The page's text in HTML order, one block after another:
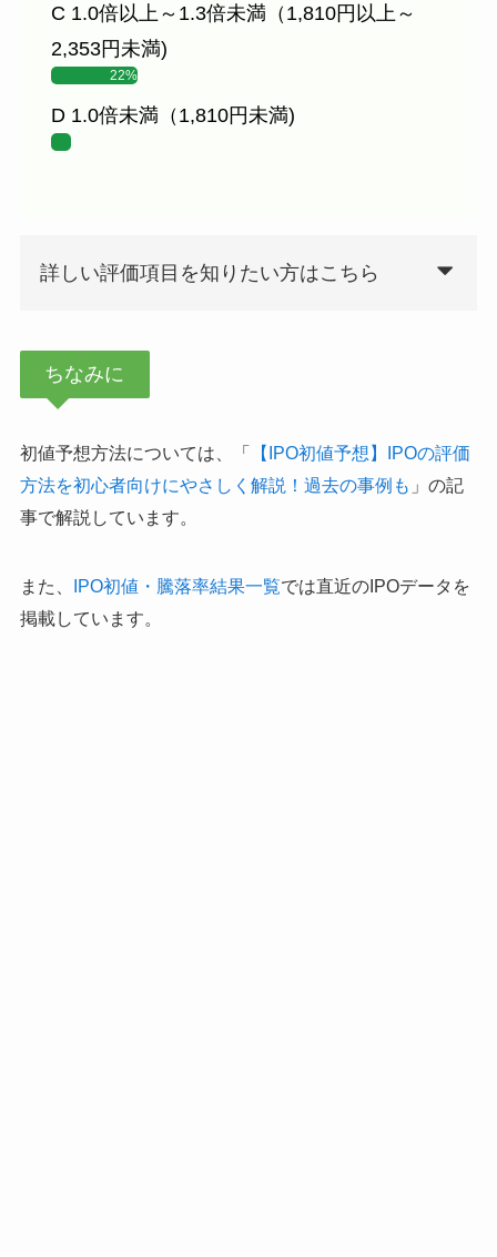
C 1.0倍以上～1.3倍未満（1,810円以上～
2,353円未満)
22%
D 1.0倍未満（1,810円未満)
詳しい評価項目を知りたい方はこちら
ちなみに
初値予想方法については、「
【IPO初値予想】IPOの評価
方法を初心者向けにやさしく解説！過去の事例も 」の記
事で解説しています。
また、 IPO初値・騰落率結果一覧では直近のIPOデータを
掲載しています。